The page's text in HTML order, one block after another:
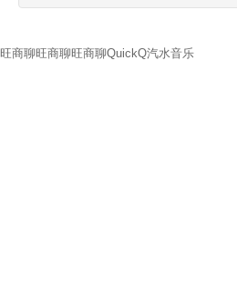
旺商聊旺商聊旺商聊QuickQ汽水音乐